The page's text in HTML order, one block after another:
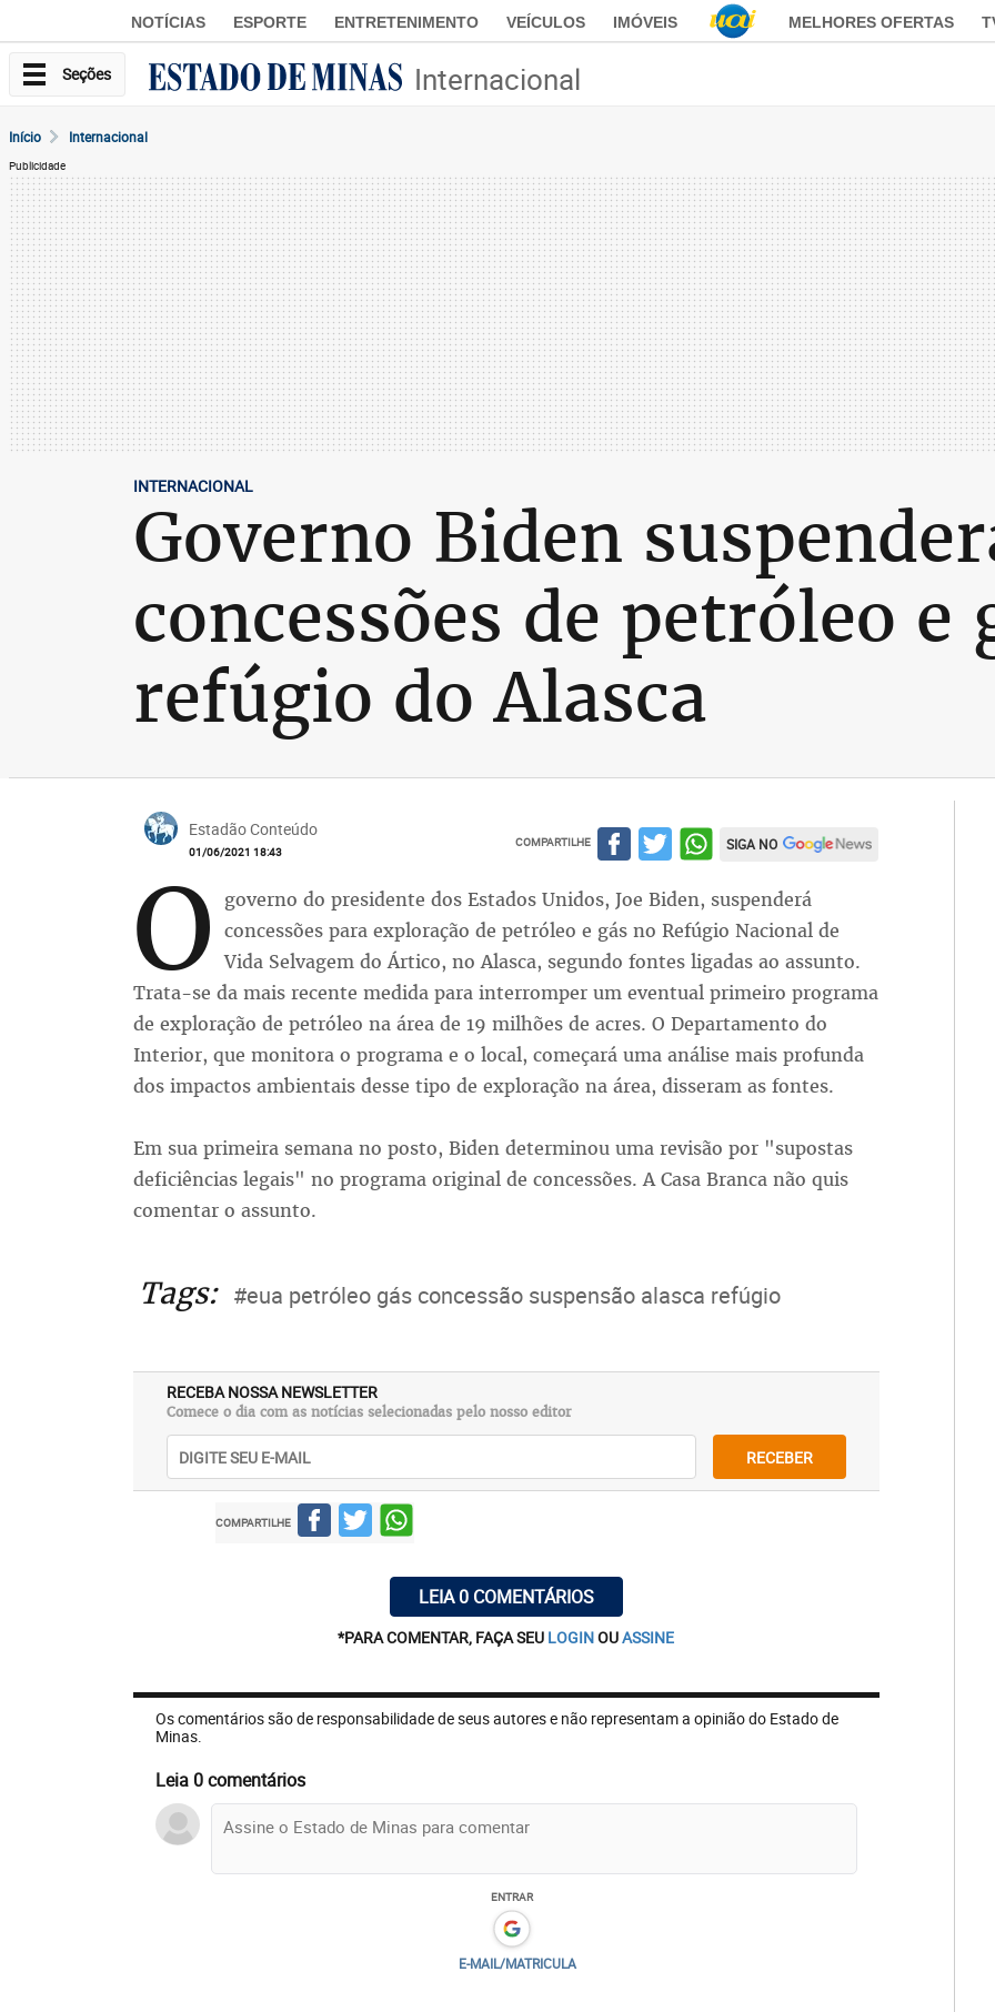
NOTÍCIAS ESPORTE ENTRETENIMENTO VEÍCULOS IMÓVEIS MELHORES OFERTAS
Seções Internacional
Início Internacional
Publicidade
INTERNACIONAL
Governo Biden
concessões de petróleo e
refúgio do Alasca
Estadão Conteúdo
01/06/2021 18:43
COMPARTILHE SIGA NO
O
governo do presidente dos Estados Unidos, Joe Biden, suspenderá
concessões para exploração de petróleo e gás no Refúgio Nacional de
Vida Selvagem do Ártico, no Alasca, segundo fontes ligadas ao assunto.
Trata-se da mais recente medida para interromper um eventual primeiro programa
de exploração de petróleo na área de 19 milhões de acres. O Departamento do
Interior, que monitora o programa e o local, começará uma análise mais profunda
dos impactos ambientais desse tipo de exploração na área, disseram as fontes.
Em sua primeira semana no posto, Biden determinou uma revisão por "supostas
deficiências legais" no programa original de concessões. A Casa Branca não quis
comentar o assunto.
Tags: #eua petróleo gás concessão suspensão alasca refúgio
RECEBA NOSSA NEWSLETTER
Comece o dia com as notícias selecionadas pelo nosso editor
RECEBER
COMPARTILHE
LEIA 0 COMENTÁRIOS
*PARA COMENTAR, FAÇA SEU LOGINOUASSINE
Os comentários são de responsabilidade de seus autores e não representam a opinião do Estado de
Minas.
Leia 0 comentários
ENTRAR
E-MAIL/MATRICULA